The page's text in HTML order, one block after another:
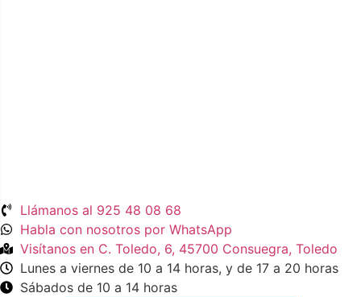
Llámanos al 925 48 08 68
Habla con nosotros por WhatsApp
Visítanos en C. Toledo, 6, 45700 Consuegra, Toledo
Lunes a viernes de 10 a 14 horas, y de 17 a 20 horas
Sábados de 10 a 14 horas